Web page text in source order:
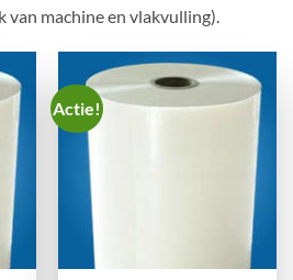
machine en vlakvulling).
Actie!